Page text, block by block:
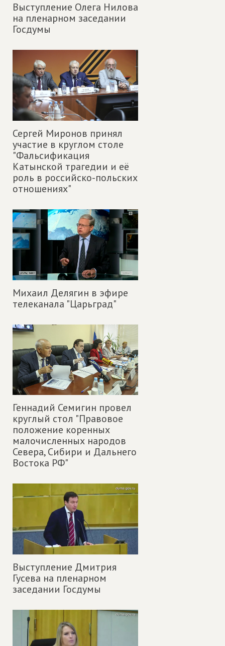
Выступление Олега Нилова
на пленарном заседании
Госдумы
Сергей Миронов принял
участие в круглом столе
"Фальсификация
Катынской трагедии и её
роль в российско-польских
отношениях"
Михаил Делягин в эфире
телеканала "Царьград"
Геннадий Семигин провел
круглый стол "Правовое
положение коренных
малочисленных народов
Севера, Сибири и Дальнего
Востока РФ"
Выступление Дмитрия
Гусева на пленарном
заседании Госдумы